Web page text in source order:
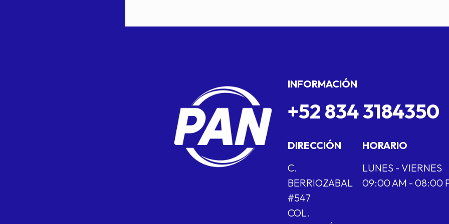
INFORMACIÓN
+52 834 3184350
DIRECCIÓN
C.
BERRIOZABAL
#547
COL.
HORARIO
LUNES - VIERNES
09:00 AM - 08:00